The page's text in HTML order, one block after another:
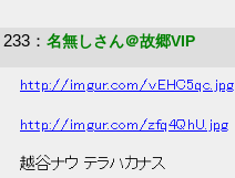
233 ： 名無しさん＠故郷VIP
http://imgur.com/vEHC5qc.jpg
http://imgur.com/zfq4QhU.jpg
越谷ナウ テラハカナス